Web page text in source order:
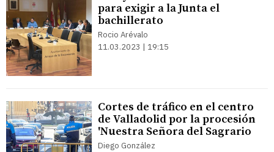
para exigir a la Junta el
bachillerato
Rocio Arévalo
11.03.2023 | 19:15
Cortes de tráfico en el centro
de Valladolid por la procesión
'Nuestra Señora del Sagrario
Diego González